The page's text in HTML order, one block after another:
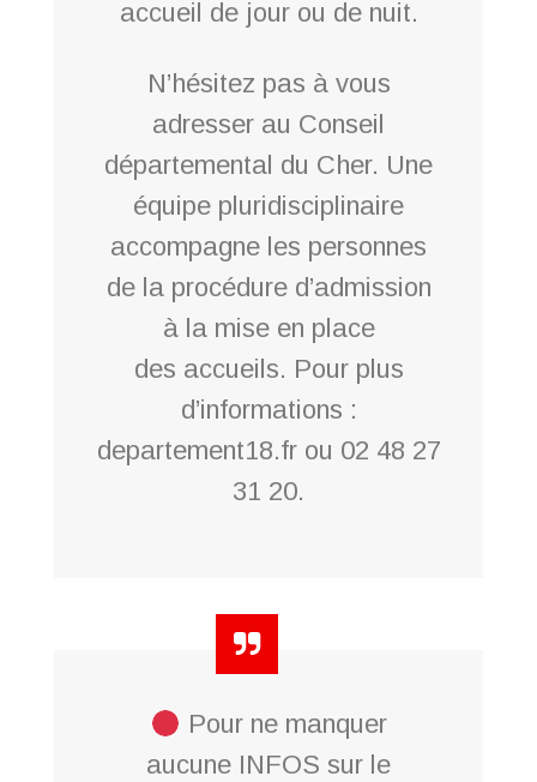
accueil de jour ou de nuit.
N’hésitez pas à vous
adresser au Conseil
départemental du Cher. Une
équipe pluridisciplinaire
accompagne les personnes
de la procédure d’admission
à la mise en place
des accueils. Pour plus
d’informations :
departement18.fr ou 02 48 27
31 20.
Pour ne manquer
aucune INFOS sur le